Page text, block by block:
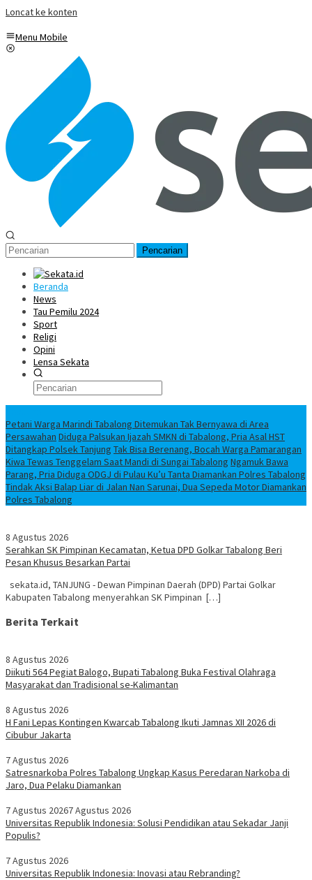
Loncat ke konten
Menu Mobile
Pencarian
Beranda
News
Tau Pemilu 2024
Sport
Religi
Opini
Lensa Sekata
Petani Warga Marindi Tabalong Ditemukan Tak Bernyawa di Area
Persawahan Diduga Palsukan Ijazah SMKN di Tabalong, Pria Asal HST
Ditangkap Polsek Tanjung Tak Bisa Berenang, Bocah Warga Pamarangan
Kiwa Tewas Tenggelam Saat Mandi di Sungai Tabalong Ngamuk Bawa
Parang, Pria Diduga ODGJ di Pulau Ku’u Tanta Diamankan Polres Tabalong
Tindak Aksi Balap Liar di Jalan Nan Sarunai, Dua Sepeda Motor Diamankan
Polres Tabalong
8 Agustus 2026
Serahkan SK Pimpinan Kecamatan, Ketua DPD Golkar Tabalong Beri
Pesan Khusus Besarkan Partai
sekata.id, TANJUNG - Dewan Pimpinan Daerah (DPD) Partai Golkar
Kabupaten Tabalong menyerahkan SK Pimpinan […]
Berita Terkait
8 Agustus 2026
Diikuti 564 Pegiat Balogo, Bupati Tabalong Buka Festival Olahraga
Masyarakat dan Tradisional se-Kalimantan
8 Agustus 2026
H Fani Lepas Kontingen Kwarcab Tabalong Ikuti Jamnas XII 2026 di
Cibubur Jakarta
7 Agustus 2026
Satresnarkoba Polres Tabalong Ungkap Kasus Peredaran Narkoba di
Jaro, Dua Pelaku Diamankan
7 Agustus 20267 Agustus 2026
Universitas Republik Indonesia: Solusi Pendidikan atau Sekadar Janji
Populis?
7 Agustus 2026
Universitas Republik Indonesia: Inovasi atau Rebranding?